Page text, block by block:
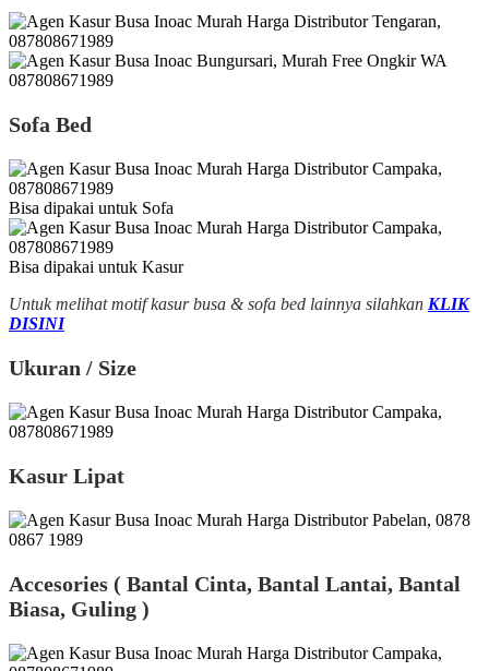
Sofa Bed
Bisa dipakai untuk Sofa
Bisa dipakai untuk Kasur
Untuk melihat motif kasur busa & sofa bed lainnya silahkan KLIK
DISINI
Ukuran / Size
Kasur Lipat
Accesories ( Bantal Cinta, Bantal Lantai, Bantal
Biasa, Guling )